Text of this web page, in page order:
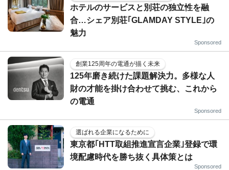
ホテルのサービスと別荘の独立性を融
合…シェア別荘｢GLAMDAY STYLE｣の
魅力
Sponsored
創業125周年の電通が描く未来
125年磨き続けた課題解決力。多様な人
財の才能を掛け合わせて挑む、これから
の電通
Sponsored
選ばれる企業になるために
東京都｢HTT取組推進宣言企業｣登録で環
境配慮時代を勝ち抜く具体策とは
Sponsored